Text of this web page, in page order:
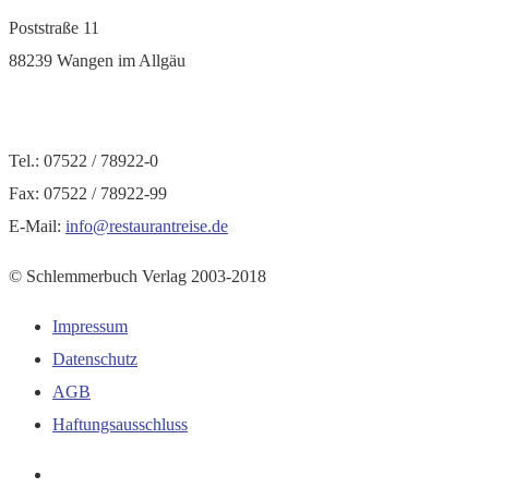
Poststraße 11
88239 Wangen im Allgäu
Tel.: 07522 / 78922-0
Fax: 07522 / 78922-99
E-Mail: info@restaurantreise.de
© Schlemmerbuch Verlag 2003-2018
Impressum
Datenschutz
AGB
Haftungsausschluss